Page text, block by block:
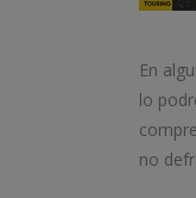
En
lo
no